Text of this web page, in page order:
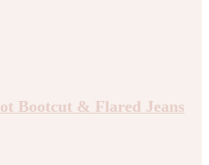
Bootcut & Flared Jeans